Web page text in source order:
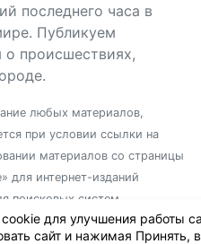
последнего часа в
Публикуем
происшествиях,
любых материалов,
при условии ссылки на
материалов со страницы
для интернет-изданий
поисковых систем
или частичного
для улучшения работы
сайт и нажимая Принять,